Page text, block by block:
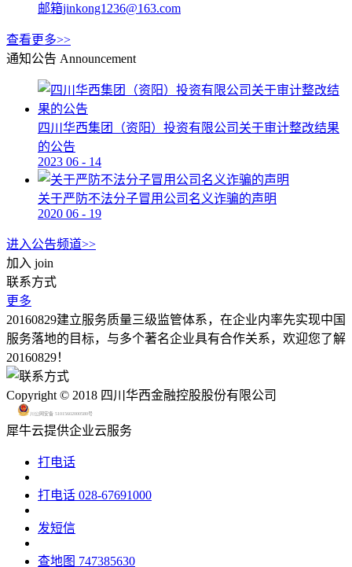
邮箱jinkong1236@163.com
查看更多>>
通知公告 Announcement
四川华西集团（资阳）投资有限公司关于审计整改结果
的公告
2023 06 - 14
关于严防不法分子冒用公司名义诈骗的声明
2020 06 - 19
进入公告频道>>
加入 join
联系方式
更多
20160829建立服务质量三级监管体系，在企业内率先实现中国
服务落地的目标，与多个著名企业具有合作关系，欢迎您了解
20160829！
Copyright © 2018 四川华西金融控股股份有限公司
川公网安备 51015602000580号
犀牛云提供企业云服务
打电话
打电话 028-67691000
发短信
查地图 747385630